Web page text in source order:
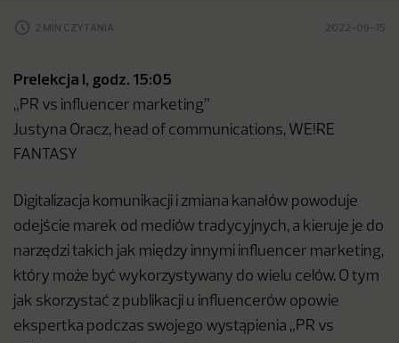
2 MIN CZYTANIA 2022-09-15
Prelekcja I, godz. 15:05
„PR vs influencer marketing”
Justyna Oracz, head of communications, WE!RE
FANTASY
Digitalizacja komunikacji i zmiana kanałów powoduje
odejście marek od mediów tradycyjnych, a kieruje je do
narzędzi takich jak między innymi influencer marketing,
który może być wykorzystywany do wielu celów. O tym
jak skorzystać z publikacji u influencerów opowie
ekspertka podczas swojego wystąpienia „PR vs